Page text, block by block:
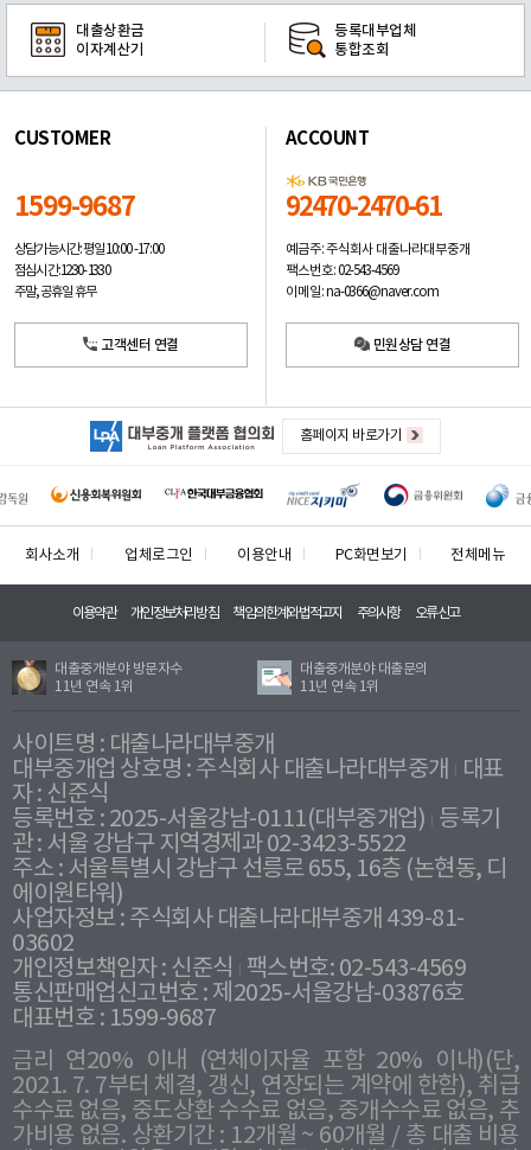
대출상환금
이자계산기
등록대부업체
통합조회
CUSTOMER
1599-9687
상담가능시간: 평일10:00 -17:00
점심시간: 12:30 - 13:30
주말, 공휴일 휴무
고객센터 연결
ACCOUNT
92470-2470-61
예금주: 주식회사 대출나라대부중개
팩스번호: 02-543-4569
이메일: na-0366@naver.com
민원상담 연결
홈페이지 바로가기
회사소개 업체로그인 이용안내 PC화면보기 전체메뉴
이용약관 개인정보처리방침 책임의한계와법적고지 주의사항 오류신고
대출중개분야 방문자수
11년 연속 1위
대출중개분야 대출문의
11년 연속 1위
사이트명 : 대출나라대부중개
대부중개업 상호명 : 주식회사 대출나라대부중개
대표
자 : 신준식
등록번호 : 2025-서울강남-0111(대부중개업) 등록기
관 : 서울 강남구 지역경제과 02-3423-5522
주소 : 서울특별시 강남구 선릉로 655, 16층 (논현동, 디
에이원타워)
사업자정보 : 주식회사 대출나라대부중개 439-81-
03602
개인정보책임자 : 신준식
팩스번호: 02-543-4569
통신판매업신고번호 : 제2025-서울강남-03876호
대표번호 : 1599-9687
금리 연20% 이내 (연체이자율 포함 20% 이내)(단,
2021. 7. 7부터 체결, 갱신, 연장되는 계약에 한함), 취급
수수료 없음, 중도상환 수수료 없음, 중개수수료 없음, 추
가비용 없음. 상환기간 : 12개월 ~ 60개월 / 총 대출 비용